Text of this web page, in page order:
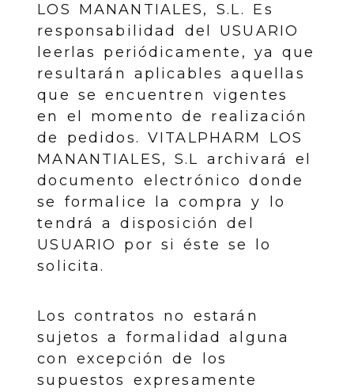
LOS MANANTIALES, S.L. Es
responsabilidad del USUARIO
leerlas periódicamente, ya que
resultarán aplicables aquellas
que se encuentren vigentes
en el momento de realización
de pedidos. VITALPHARM LOS
MANANTIALES, S.L archivará el
documento electrónico donde
se formalice la compra y lo
tendrá a disposición del
USUARIO por si éste se lo
solicita.
Los contratos no estarán
sujetos a formalidad alguna
con excepción de los
supuestos expresamente